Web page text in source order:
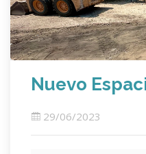
Nuevo
29/06/2023